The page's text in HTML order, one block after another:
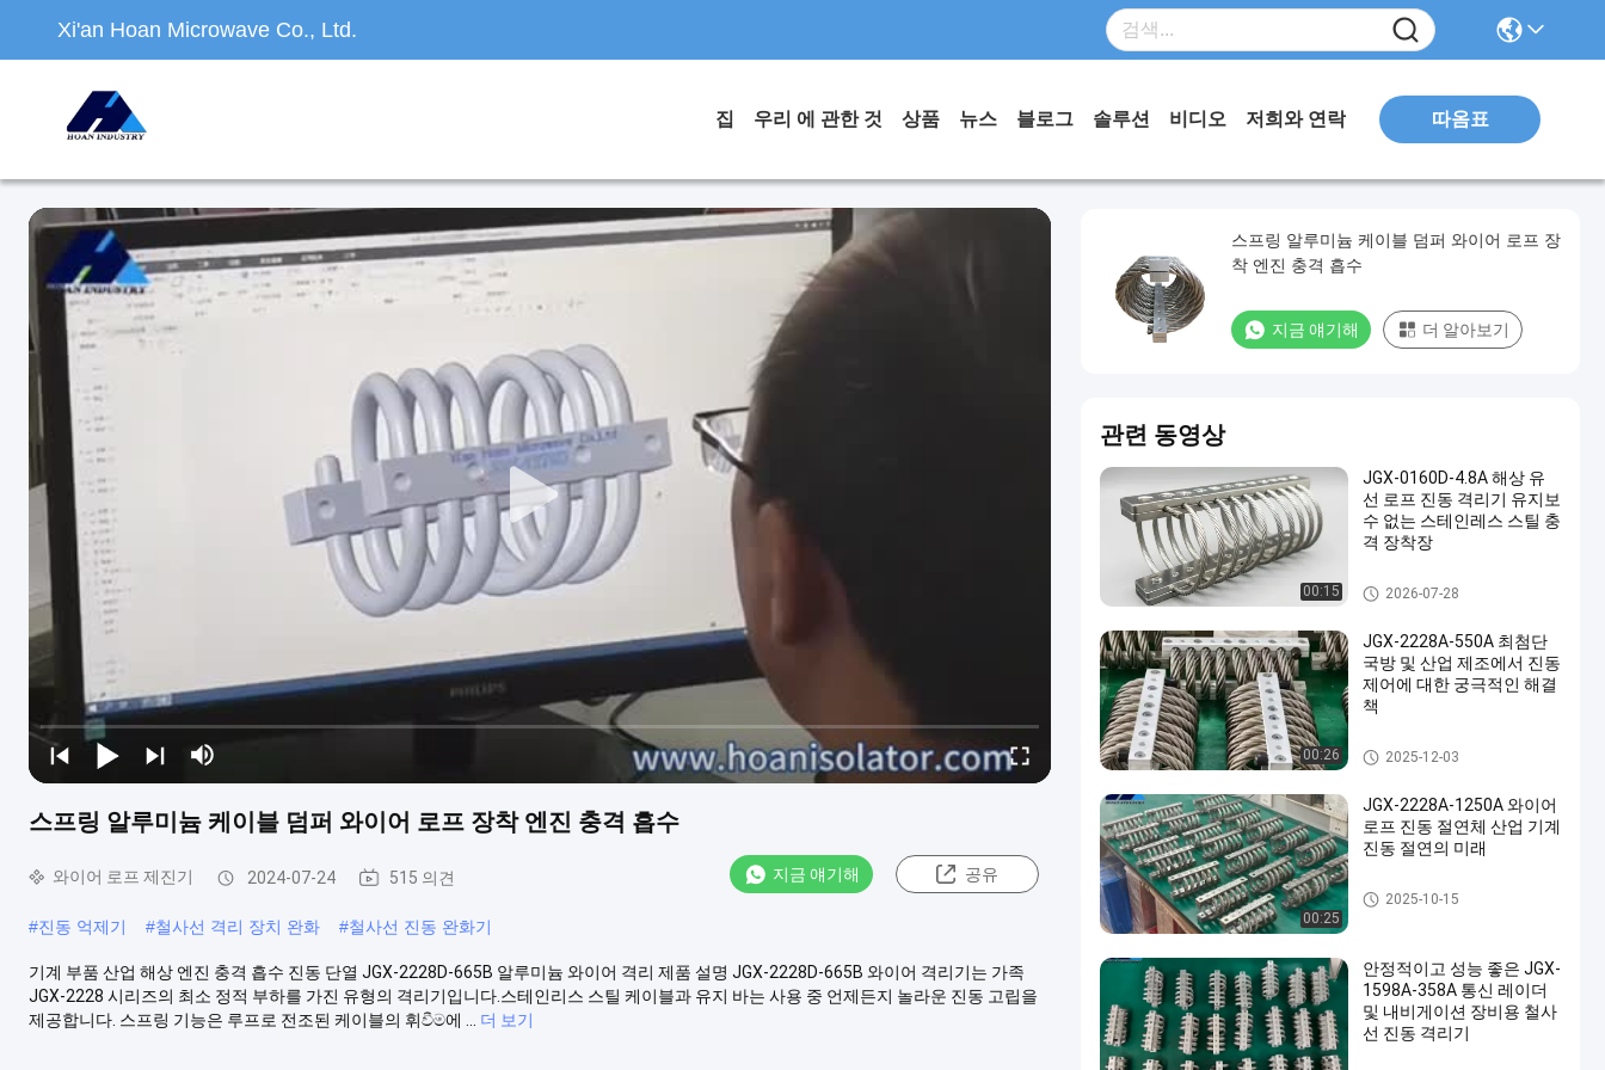
Xi'an Hoan Microwave Co., Ltd.
집 우리 에 관한 것 상품 뉴스 블로그 솔루션 비디오 저희와 연락 따옴표
스프링 알루미늄 케이블 덤퍼 와이어 로프 장착 엔진 충격 흡수
와이어 로프 제진기 2024-07-24 515 의견 지금 얘기해 공유
#진동 억제기 #철사선 격리 장치 완화 #철사선 진동 완화기
기계 부품 산업 해상 엔진 충격 흡수 진동 단열 JGX-2228D-665B 알루미늄 와이어 격리 제품 설명 JGX-2228D-665B 와이어 격리기는 가족
JGX-2228 시리즈의 최소 정적 부하를 가진 유형의 격리기입니다.스테인리스 스틸 케이블과 유지 바는 사용 중 언제든지 놀라운 진동 고립을
제공합니다. 스프링 기능은 루프로 전조된 케이블의 휘වීම에 ...
더 보기
스프링 알루미늄 케이블 덤퍼 와이어 로프 장
착 엔진 충격 흡수
지금 얘기해 더 알아보기
관련 동영상
00:15
JGX-0160D-4.8A 해상 유
선 로프 진동 격리기 유지보
수 없는 스테인레스 스틸 충
격 장착장
와이어 로프 제진기
2026-07-28
00:26
JGX-2228A-550A 최첨단
국방 및 산업 제조에서 진동
제어에 대한 궁극적인 해결
책
와이어 로프 제진기
2025-12-03
00:25
JGX-2228A-1250A 와이어
로프 진동 절연체 산업 기계
진동 절연의 미래
와이어 로프 제진기
2025-10-15
안정적이고 성능 좋은 JGX-
1598A-358A 통신 레이더
및 내비게이션 장비용 철사
선 진동 격리기